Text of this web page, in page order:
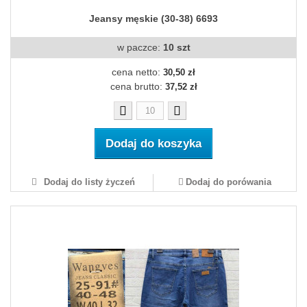
Jeansy męskie (30-38) 6693
w paczce: 10 szt
cena netto: 30,50 zł
cena brutto: 37,52 zł
Dodaj do koszyka
Dodaj do listy życzeń Dodaj do porówania